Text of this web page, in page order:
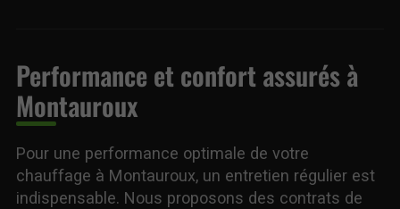
Performance et confort assurés à
Montauroux
Pour une performance optimale de votre
chauffage à Montauroux, un entretien régulier est
indispensable. Nous proposons des contrats de